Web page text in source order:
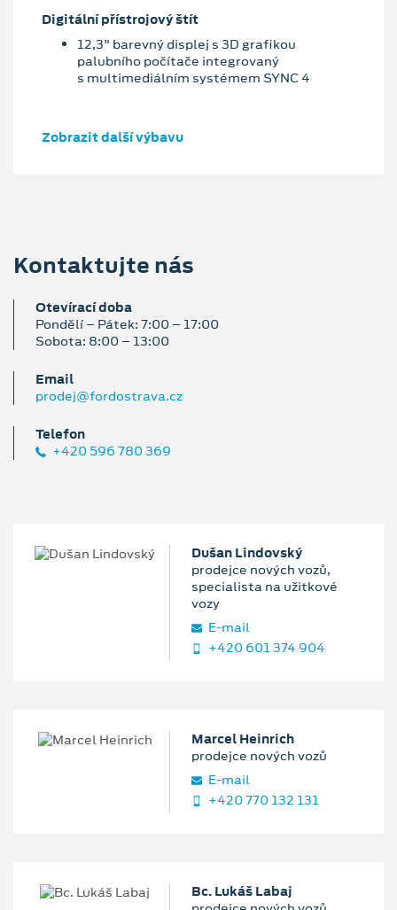
Digitální přístrojový štít
12,3" barevný displej s 3D grafikou
palubního počítače integrovaný
s multimediálním systémem SYNC 4
Zobrazit další výbavu
Kontaktujte nás
Otevírací doba
Pondělí – Pátek: 7:00 – 17:00
Sobota: 8:00 – 13:00
Email
prodej@fordostrava.cz
Telefon
+420 596 780 369
Dušan Lindovský
prodejce nových vozů,
specialista na užitkové
vozy
E‑mail
+420 601 374 904
Marcel Heinrich
prodejce nových vozů
E‑mail
+420 770 132 131
Bc. Lukáš Labaj